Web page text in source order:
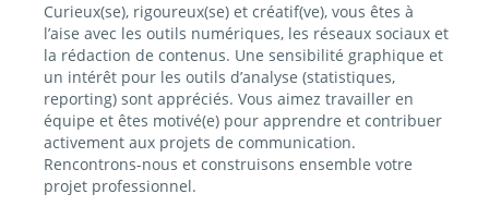
Curieux(se), rigoureux(se) et créatif(ve), vous êtes à
l’aise avec les outils numériques, les réseaux sociaux et
la rédaction de contenus. Une sensibilité graphique et
un intérêt pour les outils d’analyse (statistiques,
reporting) sont appréciés. Vous aimez travailler en
équipe et êtes motivé(e) pour apprendre et contribuer
activement aux projets de communication.
Rencontrons-nous et construisons ensemble votre
projet professionnel.